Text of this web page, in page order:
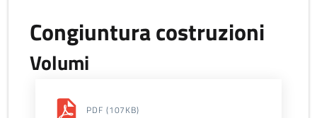
Congiuntura costruzioni
Volumi
PDF (107KB)